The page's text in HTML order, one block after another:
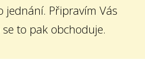
jednání. Připravím Vás
to pak obchoduje.